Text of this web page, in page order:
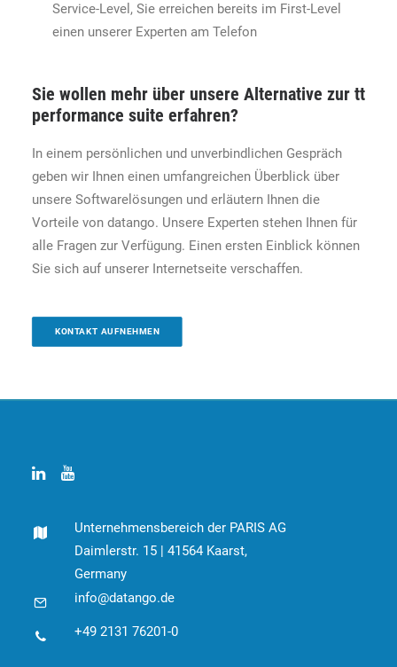
Service-Level, Sie erreichen bereits im First-Level
einen unserer Experten am Telefon
Sie wollen mehr über unsere Alternative zur tt
performance suite erfahren?
In einem persönlichen und unverbindlichen Gespräch
geben wir Ihnen einen umfangreichen Überblick über
unsere Softwarelösungen und erläutern Ihnen die
Vorteile von datango. Unsere Experten stehen Ihnen für
alle Fragen zur Verfügung. Einen ersten Einblick können
Sie sich auf unserer Internetseite verschaffen.
KONTAKT AUFNEHMEN
Unternehmensbereich der PARIS AG
Daimlerstr. 15 | 41564 Kaarst,
Germany
info@datango.de
+49 2131 76201-0